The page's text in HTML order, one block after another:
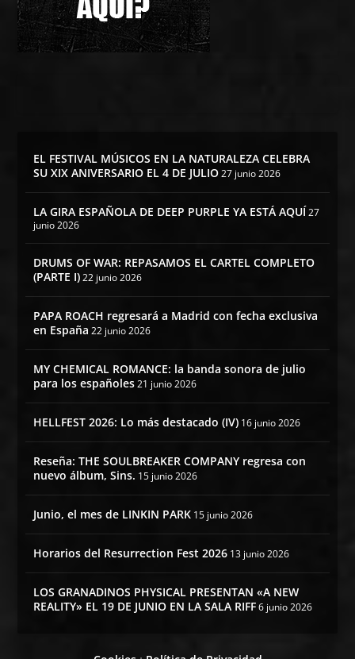
EL FESTIVAL MÚSICOS EN LA NATURALEZA CELEBRA
SU XIX ANIVERSARIO EL 4 DE JULIO 27 junio 2026
LA GIRA ESPAÑOLA DE DEEP PURPLE YA ESTÁ AQUÍ27
junio 2026
DRUMS OF WAR: REPASAMOS EL CARTEL COMPLETO
(PARTE I) 22 junio 2026
PAPA ROACH regresará a Madrid con fecha exclusiva
en España 22 junio 2026
MY CHEMICAL ROMANCE: la banda sonora de julio
para los españoles 21 junio 2026
HELLFEST 2026: Lo más destacado (IV) 16 junio 2026
Reseña: THE SOULBREAKER COMPANY regresa con
nuevo álbum, Sins. 15 junio 2026
Junio, el mes de LINKIN PARK 15 junio 2026
Horarios del Resurrection Fest 2026 13 junio 2026
LOS GRANADINOS PHYSICAL PRESENTAN «A NEW
REALITY» EL 19 DE JUNIO EN LA SALA RIFF 6 junio 2026